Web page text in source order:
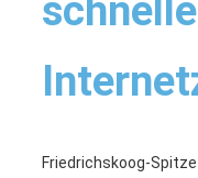
Friedrichskoog-